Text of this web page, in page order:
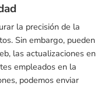
la precisión de la
Sin embargo, pueden
las actualizaciones en
empleados en la
podemos enviar